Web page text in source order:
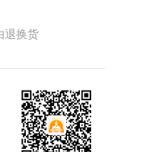
退换货